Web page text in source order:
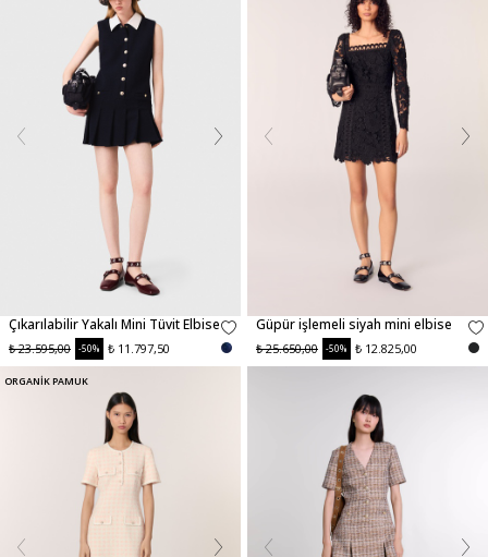
Çıkarılabilir Yakalı Mini Tüvit Elbise
₺ 23.595,00 -50% ₺ 11.797,50
Güpür işlemeli siyah mini elbise
₺ 25.650,00 -50% ₺ 12.825,00
ORGANİK PAMUK